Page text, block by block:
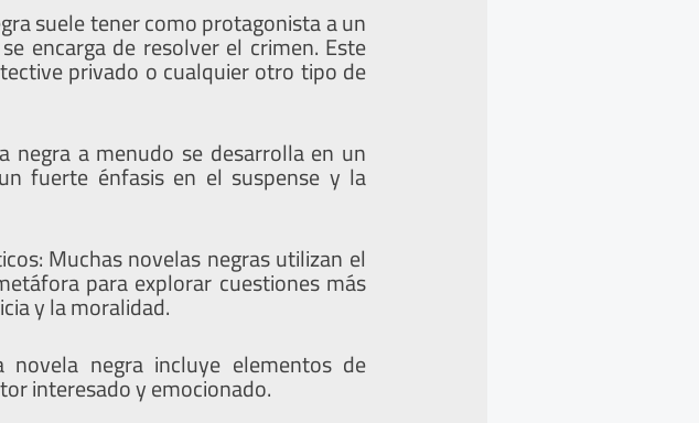
suele tener como protagonista a un
encarga de resolver el crimen. Este
privado o cualquier otro tipo de
negra a menudo se desarrolla en un
fuerte énfasis en el suspense y la
Muchas novelas negras utilizan el
para explorar cuestiones más
y la moralidad.
negra incluye elementos de
interesado y emocionado.